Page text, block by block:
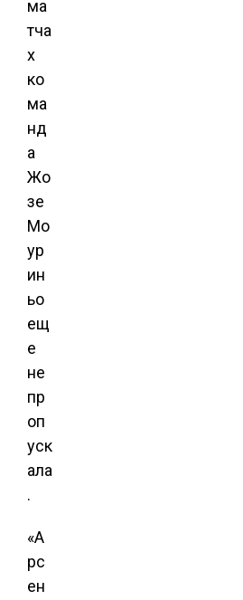
ма
тча
х
ко
ма
нд
а
Жо
зе
Мо
ур
ин
ьо
ещ
е
не
пр
оп
уск
ала
.
«А
рс
ен